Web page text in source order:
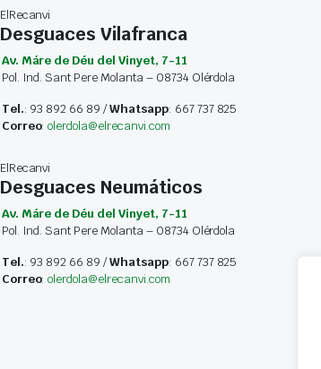
ElRecanvi
Desguaces Vilafranca
Av. Máre de Déu del Vinyet, 7-11
Pol. Ind. Sant Pere Molanta – 08734 Olérdola
Tel.: 93 892 66 89 /Whatsapp: 667 737 825
Correo:olerdola@elrecanvi.com
ElRecanvi
Desguaces Neumáticos
Av. Máre de Déu del Vinyet, 7-11
Pol. Ind. Sant Pere Molanta – 08734 Olérdola
Tel.: 93 892 66 89 /Whatsapp: 667 737 825
Correo:olerdola@elrecanvi.com